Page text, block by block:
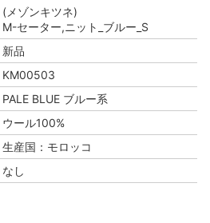
(メゾンキツネ)
M-セーター,ニット_ブルー_S
新品
KM00503
PALE BLUE ブルー系
ウール100%
生産国：モロッコ
なし